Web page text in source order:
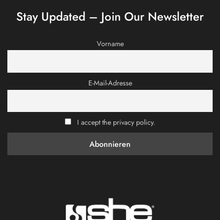
Stay Updated – Join Our Newsletter
Vorname
E-Mail-Adresse
I accept the privacy policy.